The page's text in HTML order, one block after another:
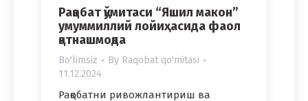
Рақобат қўмитаси “Яшил макон”
умуммиллий лойиҳасида фаол
қатнашмоқда
Bo'limsiz By Raqobat qo'mitasi
11.12.2024
Рақобатни ривожлантириш ва